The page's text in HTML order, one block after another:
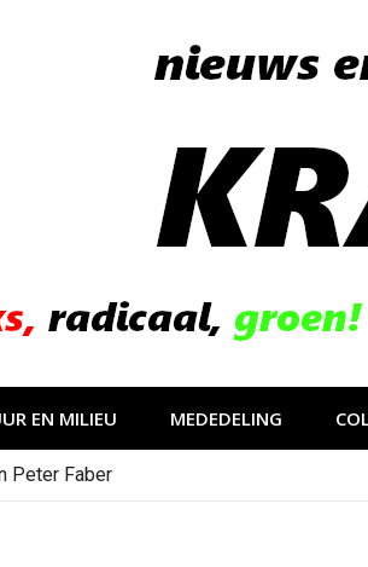
EN MILIEU MEDEDELING
Peter Faber